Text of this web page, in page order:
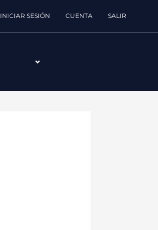
INICIAR SESIÓN CUENTA SALIR